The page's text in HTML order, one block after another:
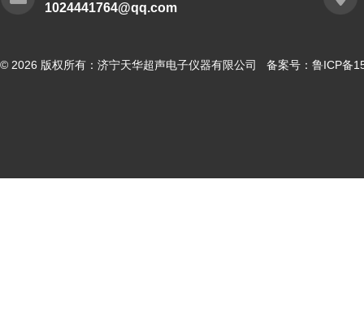
1024441764@qq.com
© 2026 版权所有：济宁天华超声电子仪器有限公司 备案号： 鲁ICP备